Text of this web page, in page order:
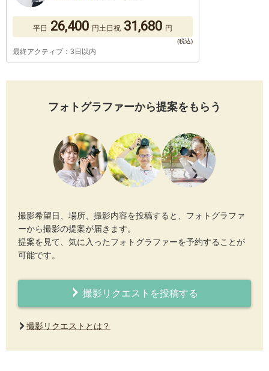
平日 26,400 円土日祝 31,680 円
最終アクティブ：3日以内
フォトグラファーから提案をもらう
撮影希望日、場所、撮影内容を投稿すると、フォトグラファ
ーから撮影の提案が届きます。
提案を見て、気に入ったフォトグラファーを予約することが
可能です。
撮影リクエストを投稿する
撮影リクエストとは？